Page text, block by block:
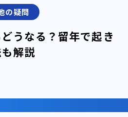
の疑問
うなる？留年で起き
解説